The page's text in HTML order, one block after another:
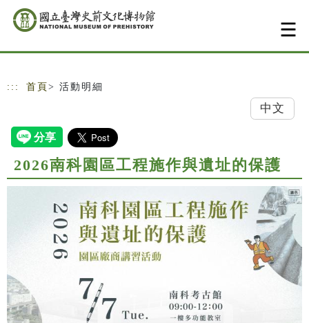
跳到主要內容
網站導覽
::: 首頁 > 活動明細
中文
2026南科園區工程施作與遺址的保護